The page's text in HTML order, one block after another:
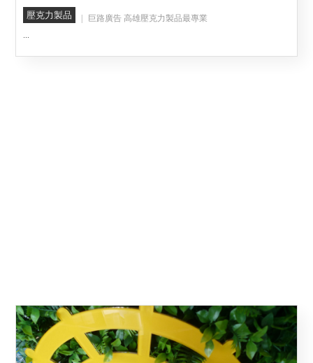
壓克力製品
巨路廣告 高雄壓克力製品最專業